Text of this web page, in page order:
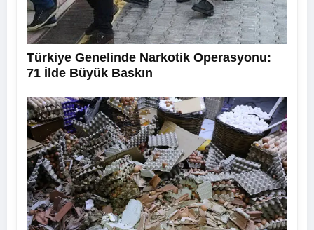
Türkiye Genelinde Narkotik Operasyonu:
71 İlde Büyük Baskın